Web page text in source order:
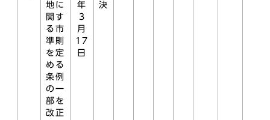
地に
関す
る市
準則
を定
める
条例
の一
部を
改正
年
3
月
17
日
決